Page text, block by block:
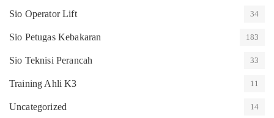
Sio Operator Lift 34
Sio Petugas Kebakaran 183
Sio Teknisi Perancah 33
Training Ahli K3 11
Uncategorized 14